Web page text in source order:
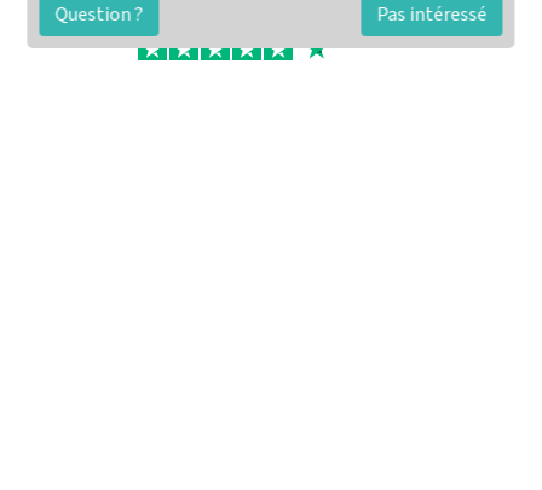
Question ? Pas intéressé